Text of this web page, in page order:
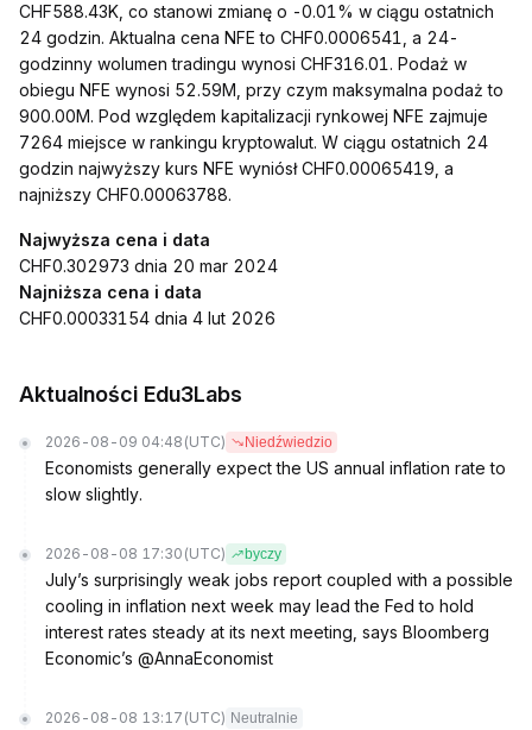
CHF588.43K, co stanowi zmianę o -0.01% w ciągu ostatnich
24 godzin. Aktualna cena NFE to CHF0.0006541, a 24-
godzinny wolumen tradingu wynosi CHF316.01. Podaż w
obiegu NFE wynosi 52.59M, przy czym maksymalna podaż to
900.00M. Pod względem kapitalizacji rynkowej NFE zajmuje
7264 miejsce w rankingu kryptowalut. W ciągu ostatnich 24
godzin najwyższy kurs NFE wyniósł CHF0.00065419, a
najniższy CHF0.00063788.
Najwyższa cena i data
CHF0.302973 dnia 20 mar 2024
Najniższa cena i data
CHF0.00033154 dnia 4 lut 2026
Aktualności Edu3Labs
2026-08-09 04:48 (UTC) Niedźwiedzio
Economists generally expect the US annual inflation rate to
slow slightly.
2026-08-08 17:30 (UTC) byczy
July’s surprisingly weak jobs report coupled with a possible
cooling in inflation next week may lead the Fed to hold
interest rates steady at its next meeting, says Bloomberg
Economic’s @AnnaEconomist
2026-08-08 13:17 (UTC) Neutralnie